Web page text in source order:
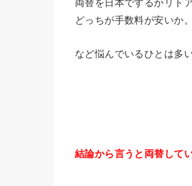
両替を日本でするかリト
どっちが手数料が安いか。
など悩んでいるひとは多
結論から言うと両替して